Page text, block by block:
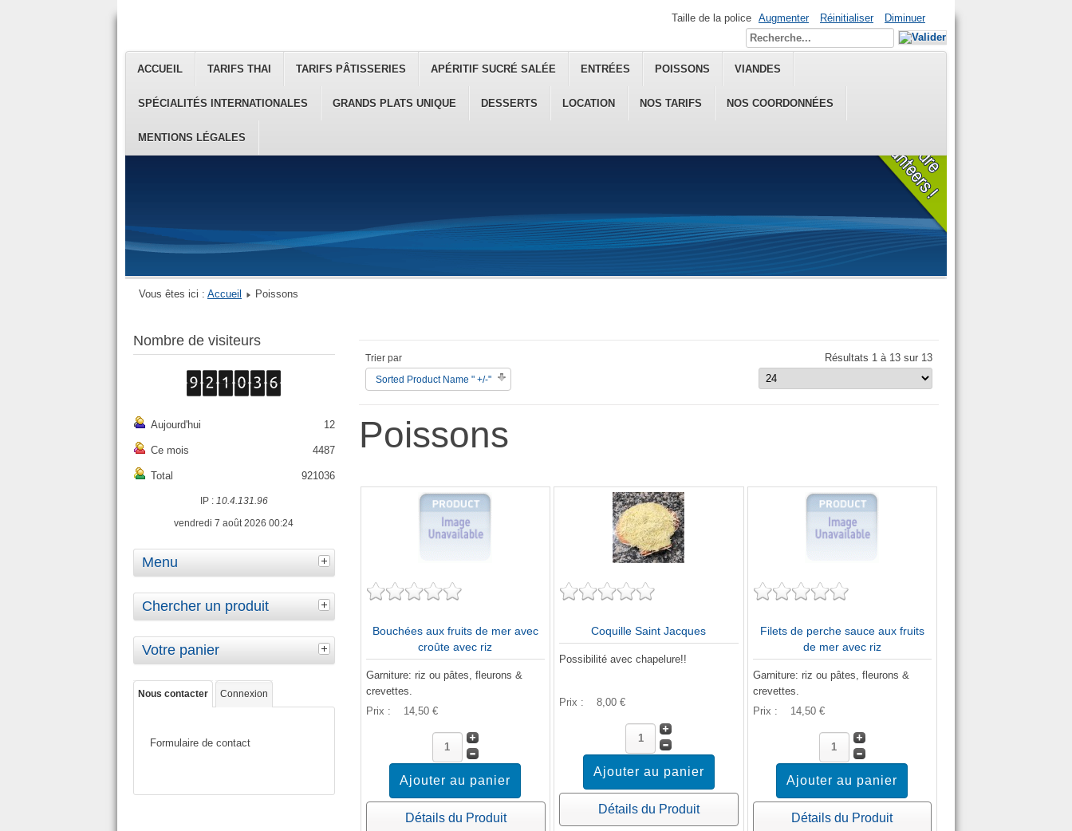
ACCUEIL TARIFS THAI TARIFS PÂTISSERIES APÉRITIF SUCRÉ SALÉE ENTRÉES POISSONS VIANDES
SPÉCIALITÉS INTERNATIONALES GRANDS PLATS UNIQUE DESSERTS LOCATION NOS TARIFS NOS COORDONNÉES
MENTIONS LÉGALES
Taille de la police Augmenter Réinitialiser Diminuer
Vous êtes ici : Accueil Poissons
Nombre de visiteurs
Aujourd'hui 12
Ce mois 4487
Total 921036
IP : 10.4.131.96
vendredi 7 août 2026 00:24
Menu
Chercher un produit
Votre panier
Nous contacter Connexion
Formulaire de contact
Trier par
Sorted Product Name " +/-"
Résultats 1 à 13 sur 13
Poissons
Bouchées aux fruits de mer avec
croûte avec riz
Garniture: riz ou pâtes, fleurons &
crevettes.
Prix :
14,50 €
Détails du Produit
Coquille Saint Jacques
Possibilité avec chapelure!!
Prix : 8,00 €
Détails du Produit
Filets de perche sauce aux fruits
de mer avec riz
Garniture: riz ou pâtes, fleurons &
crevettes.
Prix :
14,50 €
Détails du Produit